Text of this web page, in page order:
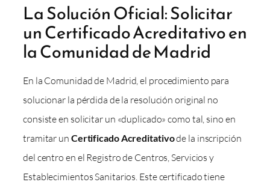
La Solución Oficial: Solicitar
un Certificado Acreditativo en
la Comunidad de Madrid
En la Comunidad de Madrid, el procedimiento para
solucionar la pérdida de la resolución original no
consiste en solicitar un «duplicado» como tal, sino en
tramitar un Certificado Acreditativode la inscripción
del centro en el Registro de Centros, Servicios y
Establecimientos Sanitarios. Este certificado tiene